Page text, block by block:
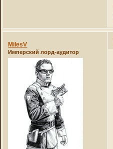
MilesV
Имперский лорд-аудитор